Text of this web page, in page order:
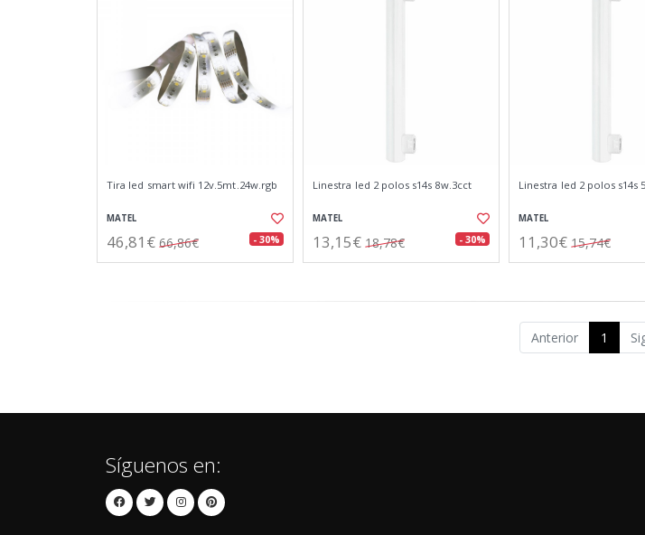
Tira led smart wifi 12v.5mt.24w.rgb
MATEL
46,81€ 66,86€ - 30%
Linestra led 2 polos s14s 8w.3cct
MATEL
13,15€ 18,78€ - 30%
Linestra led 2 polos s14s
MATEL
11,30€ 15,74€
Anterior 1
Síguenos en: